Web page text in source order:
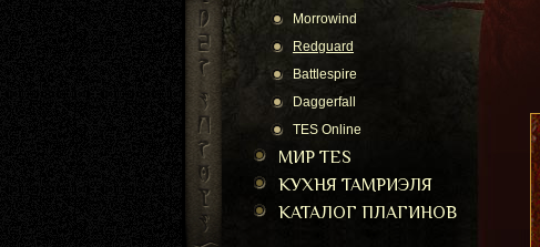
Morrowind
Redguard
Battlespire
Daggerfall
TES Online
МИР TES
КУХНЯ ТАМРИЭЛЯ
КАТАЛОГ ПЛАГИНОВ